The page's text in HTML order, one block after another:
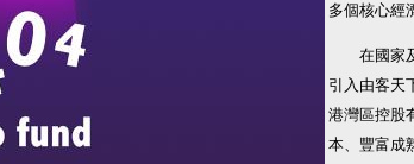
多個核心經
在國家及
引入由客天
港灣區控股
本、豐富成